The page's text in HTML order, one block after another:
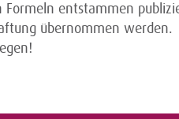
entstammen
übernommen werden.